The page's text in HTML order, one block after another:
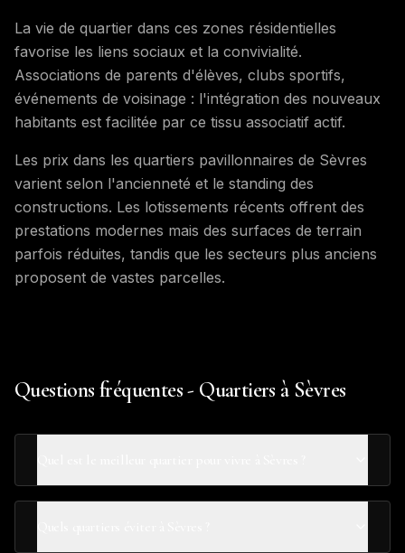
La vie de quartier dans ces zones résidentielles
favorise les liens sociaux et la convivialité.
Associations de parents d'élèves, clubs sportifs,
événements de voisinage : l'intégration des nouveaux
habitants est facilitée par ce tissu associatif actif.
Les prix dans les quartiers pavillonnaires de Sèvres
varient selon l'ancienneté et le standing des
constructions. Les lotissements récents offrent des
prestations modernes mais des surfaces de terrain
parfois réduites, tandis que les secteurs plus anciens
proposent de vastes parcelles.
Questions fréquentes - Quartiers à Sèvres